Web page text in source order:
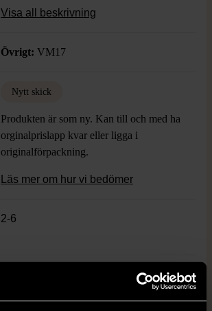
framsidan. Modern och tillgänglig känsla,
Visa all beskrivning
Övrigt: VM17
Nytt skick
Produkten är som ny. Kan till och med ha
orginalprislapp kvar eller ligga i
originalförpackning.
Läs mer om hur vi bedömer
2-6
Höjd: 3,5 cm * Bredd: 11 cm * Längd: